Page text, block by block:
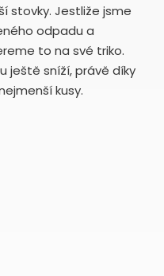
stovky. Jestliže jsme
odpadu a
to na své triko.
ještě sníží, právě díky
kusy.